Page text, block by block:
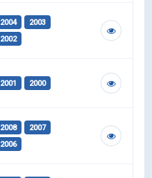
2004
2003
2002
2001 2000
2008
2007
2006